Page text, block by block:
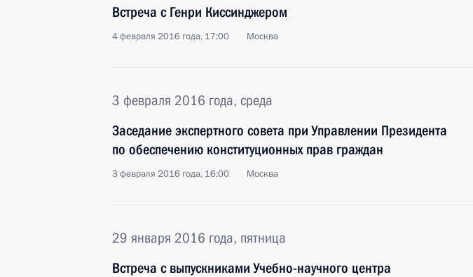
Встреча с Генри Киссинджером
4 февраля 2016 года, 17:00 Москва
3 февраля 2016 года, среда
Заседание экспертного совета при Управлении Президента
по обеспечению конституционных прав граждан
3 февраля 2016 года, 16:00 Москва
29 января 2016 года, пятница
Встреча с выпускниками Учебно-научного центра